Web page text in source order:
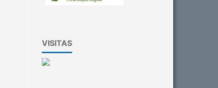
VISITAS